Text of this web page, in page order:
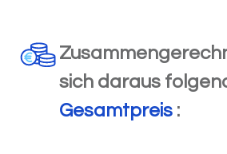
sich daraus
Gesamtpreis :